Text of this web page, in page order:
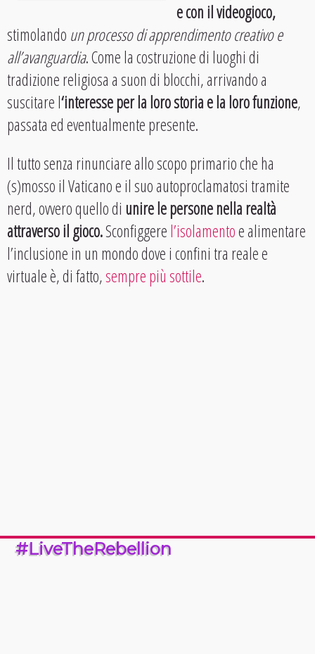
e con il videogioco,
stimolando un processo di apprendimento creativo e
all’avanguardia. Come la costruzione di luoghi di
tradizione religiosa a suon di blocchi, arrivando a
suscitare l‘interesse per la loro storia e la loro funzione,
passata ed eventualmente presente.
Il tutto senza rinunciare allo scopo primario che ha
(s)mosso il Vaticano e il suo autoproclamatosi tramite
nerd, ovvero quello di unire le persone nella realtà
attraverso il gioco.Sconfiggerel’isolamentoe alimentare
l’inclusione in un mondo dove i confini tra reale e
virtuale è, di fatto,sempre più sottile.
#LiveTheRebellion